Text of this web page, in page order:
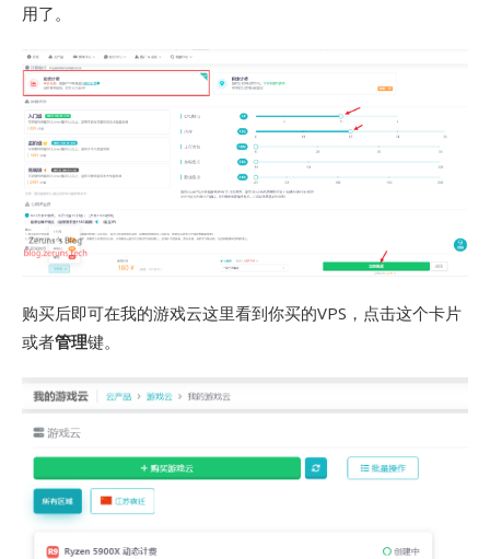
用了。
购买后即可在我的游戏云这里看到你买的VPS，点击这个卡片
或者管理键。